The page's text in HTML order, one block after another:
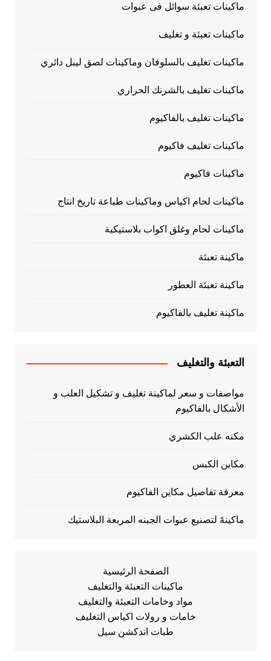
ماكينات تعبئة سوائل فى عبوات
ماكينات تعبئة و تغليف
ماكينات تغليف بالسلوفان وماكينات لصق ليبل دائري
ماكينات تغليف بالشرنك الحراري
ماكينات تغليف بالفاكيوم
ماكينات تغليف فاكيوم
ماكينات فاكيوم
ماكينات لحام اكياس وماكينات طباعة تاريخ انتاج
ماكينات لحام وغلق اكواب بلاستيكية
ماكينة تعبئة
ماكينة تعبئة العطور
ماكينة تغليف بالفاكيوم
التعبئة والتغليف
مواصفات و سعر لماكينة تغليف و تشكيل العلب و
الأشكال بالفاكيوم
مكنه علب الكشري
مكاين الكبس
معرفة تفاصيل مكاين الفاكيوم
ماكينهً لتصنيع عبوات الجبنه المربعة البلاستيك
الصفحة الرئيسية
ماكينات التعبئة والتغليف
مواد وخامات التعبئة والتغليف
خامات و رولات اكياس التغليف
طبات اندكشن سيل